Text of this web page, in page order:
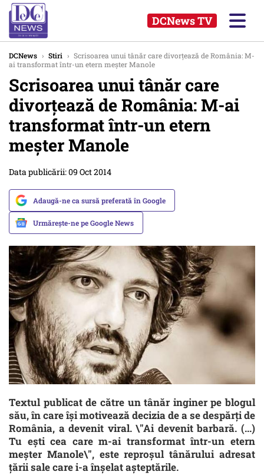
DCNews TV
DCNews › Stiri › Scrisoarea unui tânăr care divorțează de România: M-
ai transformat într-un etern meșter Manole
Scrisoarea unui tânăr care
divorțează de România: M-ai
transformat într-un etern
meșter Manole
Data publicării: 09 Oct 2014
Adaugă-ne ca sursă preferată în Google
Urmărește-ne pe Google News
Textul publicat de către un tânăr inginer pe blogul
său, în care își motivează decizia de a se despărți de
România, a devenit viral. \"Ai devenit barbară. (...)
Tu ești cea care m-ai transformat într-un etern
meșter Manole\", este reproșul tânărului adresat
țării sale care i-a înșelat așteptările.